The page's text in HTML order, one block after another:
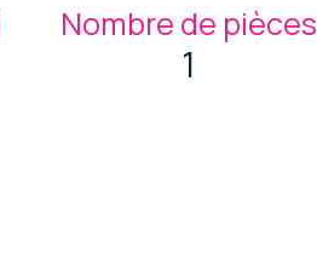
Nombre de pièces
1